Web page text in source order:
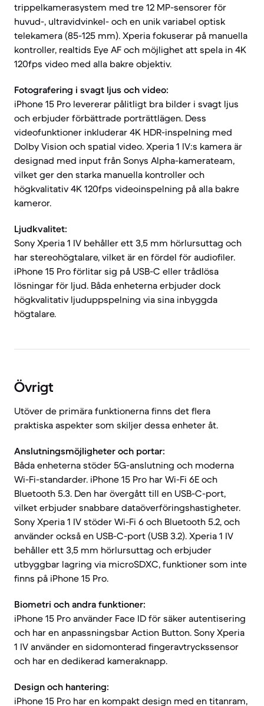
trippelkamerasystem med tre 12 MP-sensorer för
huvud-, ultravidvinkel- och en unik variabel optisk
telekamera (85-125 mm). Xperia fokuserar på manuella
kontroller, realtids Eye AF och möjlighet att spela in 4K
120fps video med alla bakre objektiv.
Fotografering i svagt ljus och video:
iPhone 15 Pro levererar pålitligt bra bilder i svagt ljus
och erbjuder förbättrade porträttlägen. Dess
videofunktioner inkluderar 4K HDR-inspelning med
Dolby Vision och spatial video. Xperia 1 IV:s kamera är
designad med input från Sonys Alpha-kamerateam,
vilket ger den starka manuella kontroller och
högkvalitativ 4K 120fps videoinspelning på alla bakre
kameror.
Ljudkvalitet:
Sony Xperia 1 IV behåller ett 3,5 mm hörlursuttag och
har stereohögtalare, vilket är en fördel för audiofiler.
iPhone 15 Pro förlitar sig på USB-C eller trådlösa
lösningar för ljud. Båda enheterna erbjuder dock
högkvalitativ ljuduppspelning via sina inbyggda
högtalare.
Övrigt
Utöver de primära funktionerna finns det flera
praktiska aspekter som skiljer dessa enheter åt.
Anslutningsmöjligheter och portar:
Båda enheterna stöder 5G-anslutning och moderna
Wi-Fi-standarder. iPhone 15 Pro har Wi-Fi 6E och
Bluetooth 5.3. Den har övergått till en USB-C-port,
vilket erbjuder snabbare dataöverföringshastigheter.
Sony Xperia 1 IV stöder Wi-Fi 6 och Bluetooth 5.2, och
använder också en USB-C-port (USB 3.2). Xperia 1 IV
behåller ett 3,5 mm hörlursuttag och erbjuder
utbyggbar lagring via microSDXC, funktioner som inte
finns på iPhone 15 Pro.
Biometri och andra funktioner:
iPhone 15 Pro använder Face ID för säker autentisering
och har en anpassningsbar Action Button. Sony Xperia
1 IV använder en sidomonterad fingeravtryckssensor
och har en dedikerad kameraknapp.
Design och hantering:
iPhone 15 Pro har en kompakt design med en titanram,